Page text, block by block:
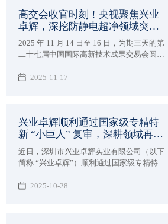
高交会收官时刻！央视聚焦兴业
卓辉，深挖防静电超净领域突破
成果！
2025 年 11 月 14 日至 16 日，为期三天的第
二十七届中国国际高新技术成果交易会圆满
深圳市兴业卓辉实业有限公司携多款新品与
2025-11-17
兴业卓辉顺利通过国家级专精特
新 “小巨人” 复审，深耕领域再获
认可！
近日，深圳市兴业卓辉实业有限公司（以下
简称 “兴业卓辉”）顺利通过国家级专精特新
对兴业卓辉核心竞争力、创新能力及高质量
2025-10-28